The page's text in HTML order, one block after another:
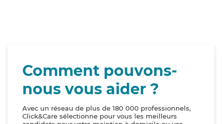
Comment pouvons-
nous vous aider ?
Avec un réseau de plus de 180 000 professionnels,
Click&Care sélectionne pour vous les meilleurs